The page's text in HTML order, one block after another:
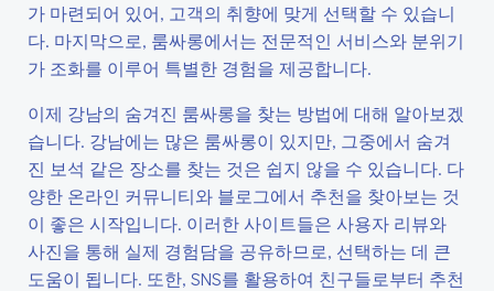
가 마련되어 있어, 고객의 취향에 맞게 선택할 수 있습니
다. 마지막으로, 룸싸롱에서는 전문적인 서비스와 분위기
가 조화를 이루어 특별한 경험을 제공합니다.
이제 강남의 숨겨진 룸싸롱을 찾는 방법에 대해 알아보겠
습니다. 강남에는 많은 룸싸롱이 있지만, 그중에서 숨겨
진 보석 같은 장소를 찾는 것은 쉽지 않을 수 있습니다. 다
양한 온라인 커뮤니티와 블로그에서 추천을 찾아보는 것
이 좋은 시작입니다. 이러한 사이트들은 사용자 리뷰와
사진을 통해 실제 경험담을 공유하므로, 선택하는 데 큰
도움이 됩니다. 또한, SNS를 활용하여 친구들로부터 추천